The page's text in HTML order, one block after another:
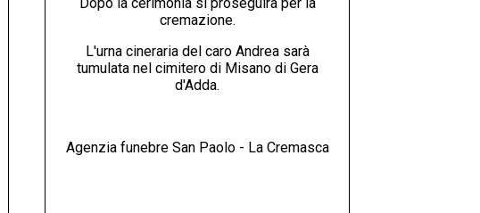
cremazione.
L'urna cineraria del caro Andrea sarà
tumulata nel cimitero di Misano di Gera
d'Adda.
Agenzia funebre San Paolo - La Cremasca